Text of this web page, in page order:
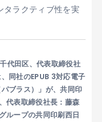
ラクティブ性を実
代田区、代表取締役社
同社のEPUB 3対応電子
パブラス）」が、共同印
代表取締役社長：藤森
ループの共同印刷西日